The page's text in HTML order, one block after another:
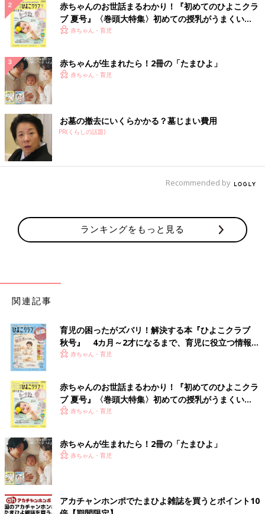
赤ちゃんのお世話まるわかり！『初めてのひよこクラ
ブ 夏号』〈巻頭大特集〉初めての授乳がうまくい
く！ おっぱい・ミルクの基本と夏のトラブル 解決テ
赤ちゃん・育児
赤ちゃんが生まれたら！2冊の「たまひよ」
赤ちゃん・育児
お墓の撤去にいくらかかる？墓じまい費用
PR(くらしの話題)
Recommended by
ランキングをもっと見る
関連記事
育児の困ったがズバリ！解決する本『ひよこクラブ
秋号』 4カ月～2才になるまで、育児に役立つ情報が
いっぱい！
赤ちゃん・育児
赤ちゃんのお世話まるわかり！『初めてのひよこクラ
ブ 夏号』〈巻頭大特集〉初めての授乳がうまくい
く！ おっぱい・ミルクの基本と夏のトラブル 解決テ
赤ちゃん・育児
赤ちゃんが生まれたら！2冊の「たまひよ」
赤ちゃん・育児
アカチャンホンポでたまひよ雑誌を買うとポイント10